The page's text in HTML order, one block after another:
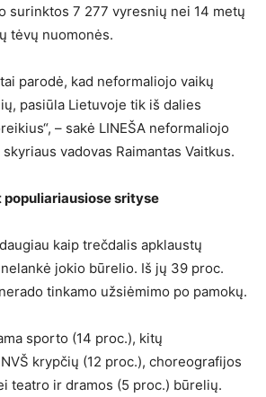
surinktos 7 277 vyresnių nei 14 metų
tėvų nuomonės.
parodė, kad neformaliojo vaikų
pasiūla Lietuvoje tik iš dalies
– sakė LINEŠA neformaliojo
vadovas Raimantas Vaitkus.
srityse
kaip trečdalis apklaustų
jokio būrelio. Iš jų 39 proc.
tinkamo užsiėmimo po pamokų.
sporto (14 proc.), kitų
krypčių (12 proc.), choreografijos
teatro ir dramos (5 proc.) būrelių.